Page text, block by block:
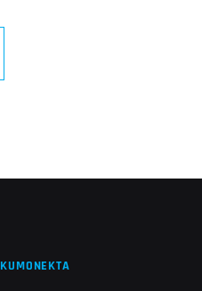
KUMONEKTA